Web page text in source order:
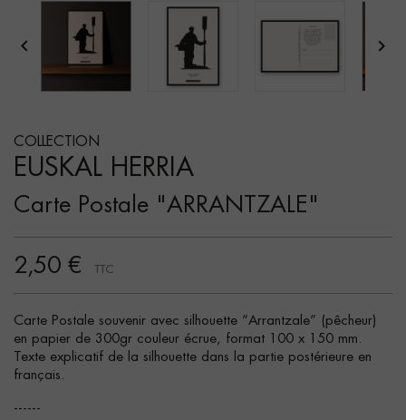
 
COLLECTION
EUSKAL HERRIA
Carte Postale "ARRANTZALE"
2,50 € TTC
Carte Postale souvenir avec silhouette “Arrantzale” (pêcheur)
en papier de 300gr couleur écrue, format 100 x 150 mm.
Texte explicatif de la silhouette dans la partie postérieure en
français.
------